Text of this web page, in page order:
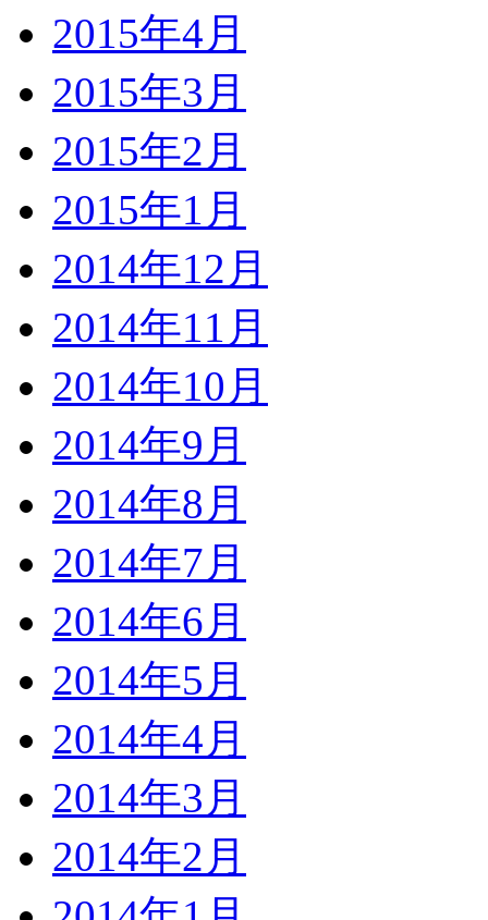
2015年4月
2015年3月
2015年2月
2015年1月
2014年12月
2014年11月
2014年10月
2014年9月
2014年8月
2014年7月
2014年6月
2014年5月
2014年4月
2014年3月
2014年2月